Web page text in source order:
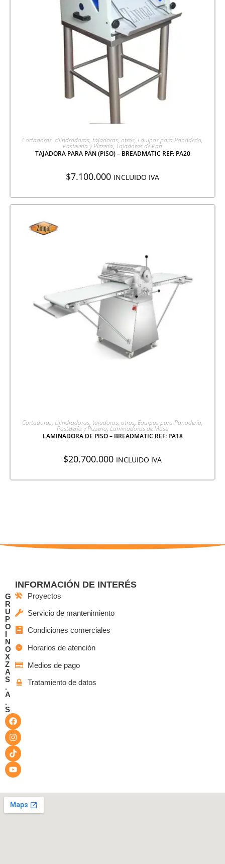
AGREGAR A COTIZACIÓN
Cortadoras, cilindradoras, tajadoras, otros, Equipos para Panadería,
Pastelería y Pizzeria, Tajadoras de Pan
TAJADORA PARA PAN (PISO) – BREADMATIC REF: PA20
$7.100.000 INCLUIDO IVA
AGREGAR A COTIZACIÓN
Cortadoras, cilindradoras, tajadoras, otros, Equipos para Panadería,
Pastelería y Pizzeria, Laminadoras de Masa
LAMINADORA DE PISO – BREADMATIC REF: PA18
$20.700.000 INCLUIDO IVA
G
R
U
P
O
I
N
O
X
Z
A
S
.
A
.
S
INFORMACIÓN DE INTERÉS
Proyectos
Servicio de mantenimiento
Condiciones comerciales
Horarios de atención
Medios de pago
Tratamiento de datos